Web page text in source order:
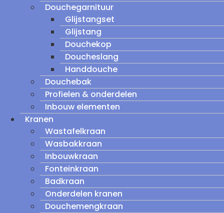
Douchegarnituur
Glijstangset
Glijstang
Douchekop
Doucheslang
Handdouche
Douchebak
Profielen & onderdelen
Inbouw elementen
Kranen
Wastafelkraan
Wasbakkraan
Inbouwkraan
Fonteinkraan
Badkraan
Onderdelen kranen
Douchemengkraan